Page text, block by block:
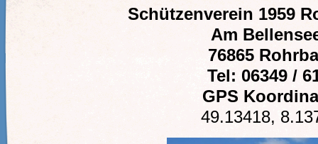
Schützenverein 1959
Am
76865
Tel: 06349 /
GPS
49.13418,